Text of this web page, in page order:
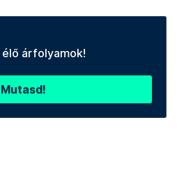
árfolyamok!
Mutasd!